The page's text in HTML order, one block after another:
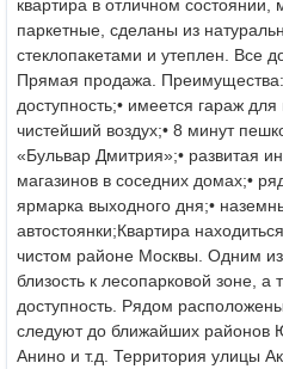
квартира в отличном
паркетные, сделаны из
стеклопакетами и утеплен. Все
Прямая продажа. Преимущества:
доступность;• имеется гараж
чистейший воздух;• 8 минут
«Бульвар Дмитрия»;• развитая
магазинов в соседних домах;•
ярмарка выходного дня;•
автостоянки;Квартира
чистом районе Москвы. Одним
близость к лесопарковой зоне,
доступность. Рядом
следуют до ближайших районов
Анино и т.д. Территория улицы